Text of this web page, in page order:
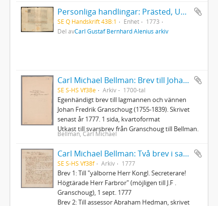
Personliga handlingar: Prästed, Uppsala 1773
SE Q Handskrift 43B:1 Enhet
1773
Del avCarl Gustaf Bernhard Alenius arkiv
Carl Michael Bellman: Brev till Johan Fredrik Granschoug
SE S-HS Vf38e Arkiv 1700-tal
Egenhändigt brev till lagmannen och vännen
Johan Fredrik Granschoug (1755-1839). Skrivet
senast år 1777. 1 sida, kvartoformat
Utkast till svarsbrev från Granschoug till Bellman.
Bellman, Carl Michael
Carl Michael Bellman: Två brev i samtida avskrift
SE S-HS Vf38f Arkiv 1777
Brev 1: Till "yälborne Herr Kongl. Secreterare!
Högtärade Herr Farbror" (möjligen till J.F .
Granschoug), 1 sept. 1777
Brev 2: Till assessor Abraham Hedman, skrivet